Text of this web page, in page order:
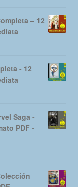
– 12
- 12
Saga -
PDF -